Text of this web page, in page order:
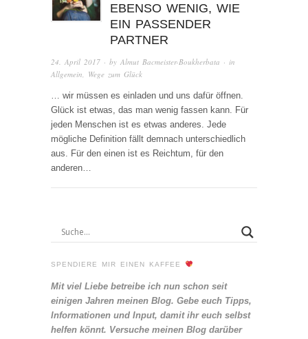
EBENSO WENIG, WIE
EIN PASSENDER
PARTNER
24. April 2017 · by Almut Bacmeister-Boukherbata · in
Allgemein
Wege zum Glück
… wir müssen es einladen und uns dafür öffnen.
Glück ist etwas, das man wenig fassen kann. Für
jeden Menschen ist es etwas anderes. Jede
mögliche Definition fällt demnach unterschiedlich
aus. Für den einen ist es Reichtum, für den
anderen…
SPENDIERE MIR EINEN KAFFEE
Mit viel Liebe betreibe ich nun schon seit
einigen Jahren meinen Blog. Gebe euch Tipps,
Informationen und Input, damit ihr euch selbst
helfen könnt. Versuche meinen Blog darüber